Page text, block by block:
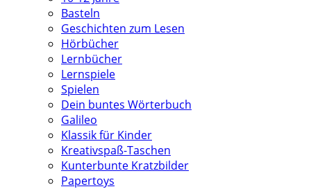
Basteln
Geschichten zum Lesen
Hörbücher
Lernbücher
Lernspiele
Spielen
Dein buntes Wörterbuch
Galileo
Klassik für Kinder
Kreativspaß-Taschen
Kunterbunte Kratzbilder
Papertoys